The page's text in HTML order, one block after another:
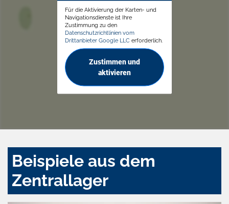
Für die Aktivierung der Karten- und
Navigationsdienste ist Ihre
Zustimmung zu den
Datenschutzrichtlinien vom
Drittanbieter Google LLC erforderlich.
Zustimmen und
aktivieren
Beispiele aus dem
Zentrallager